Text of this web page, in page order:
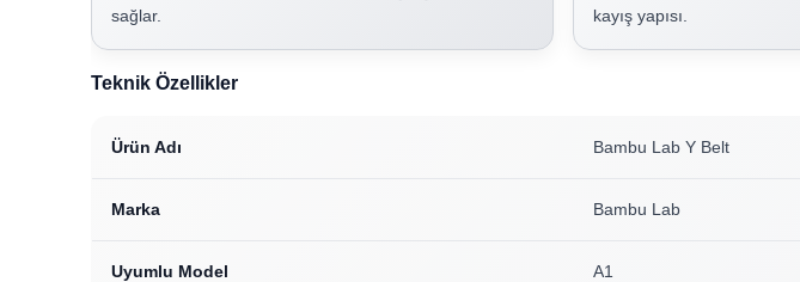
sağlar.
kayış yapısı.
Teknik Özellikler
Ürün Adı Bambu Lab Y Belt
Marka Bambu Lab
Uyumlu Model A1